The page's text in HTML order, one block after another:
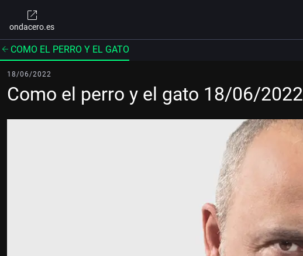
ondacero.es
COMO EL PERRO Y EL GATO
18/06/2022
Como el perro y el gato 18/06/2022